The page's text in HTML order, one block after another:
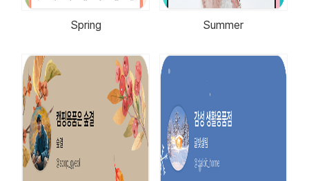
Spring Summer